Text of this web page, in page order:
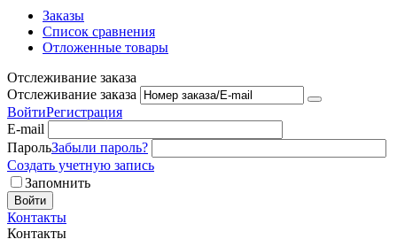
Заказы
Список сравнения
Отложенные товары
Отслеживание заказа
Отслеживание заказа
ВойтиРегистрация
E-mail
ПарольЗабыли пароль?
Создать учетную запись
Запомнить
Войти
Контакты
Контакты